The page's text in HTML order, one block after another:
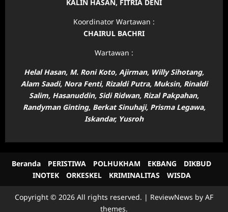
KALIN HASAN, FITRIA DENI
Koordinator Wartawan :
CHAIRUL BACHRI
Wartawan :
Helal Hasan, M. Roni Koto, Ajirman, Willy Sihotang,
Alam Saadi, Nora Fenti, Rizaldi Putra, Muksin, Rinaldi
Salim, Hasanuddin, Sidi Ridwan, Rizal Pakpahan,
Randyman Ginting, Berkat Sinuhaji, Prisma Legawa,
Iskandar, Yusroh
Beranda PERISTIWA POLHUKHAM EKBANG
DIKBUD
INOTEK
ORKESKEL KRIMINALITAS WISDA
Copyright © 2026 All rights reserved. | ReviewNews by AF
themes.